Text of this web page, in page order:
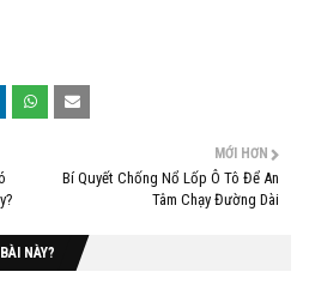
MỚI HƠN
Bí Quyết Chống Nổ Lốp Ô Tô Để An
Tâm Chạy Đường Dài
NÀY?